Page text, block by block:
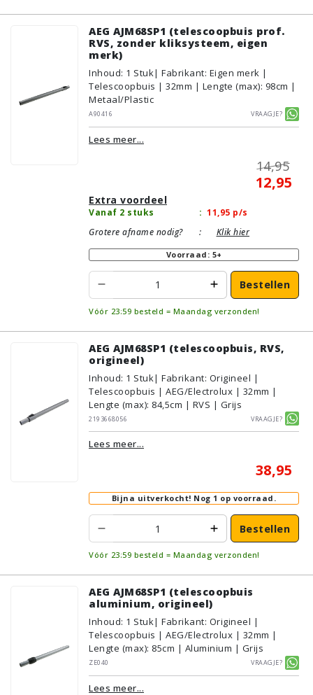
AEG AJM68SP1 (telescoopbuis prof.
RVS, zonder kliksysteem, eigen
merk)
Inhoud: 1 Stuk| Fabrikant: Eigen merk |
Telescoopbuis | 32mm | Lengte (max): 98cm |
Metaal/Plastic
A90416
Vraagje?
Lees meer...
14,95
12,95
Extra voordeel
Vanaf 2 stuks : 11,95 p/s
Grotere afname nodig?
: Klik hier
Voorraad: 5+
Bestellen
Vóór 23:59 besteld = Maandag verzonden!
AEG AJM68SP1 (telescoopbuis, RVS,
origineel)
Inhoud: 1 Stuk| Fabrikant: Origineel |
Telescoopbuis | AEG/Electrolux | 32mm |
Lengte (max): 84,5cm | RVS | Grijs
2193668056
Vraagje?
Lees meer...
38,95
Bijna uitverkocht! Nog 1 op voorraad.
Bestellen
Vóór 23:59 besteld = Maandag verzonden!
AEG AJM68SP1 (telescoopbuis
aluminium, origineel)
Inhoud: 1 Stuk| Fabrikant: Origineel |
Telescoopbuis | AEG/Electrolux | 32mm |
Lengte (max): 85cm | Aluminium | Grijs
ZE040
Vraagje?
Lees meer...